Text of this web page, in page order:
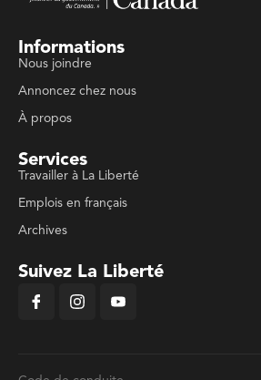
Informations
Nous joindre
Annoncez chez nous
À propos
Services
Travailler à La Liberté
Emplois en français
Archives
Suivez La Liberté